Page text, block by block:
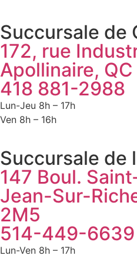
Succursale de
172, rue
Apollinaire,
418 881-2988
Lun-Jeu 8h – 17h
Ven 8h – 16h
Succursale de
147 Boul.
Jean-Sur-
2M5
514-449-6639
Lun-Ven 8h – 17h